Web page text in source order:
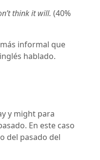
think it will. (40%
informal que
hablado.
y might para
En este caso
del pasado del